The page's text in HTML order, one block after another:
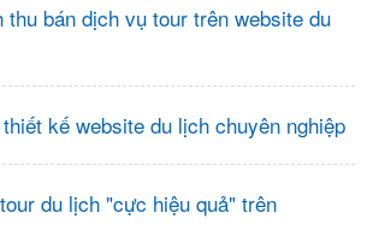
thu bán dịch vụ tour trên website du
kế website du lịch chuyên nghiệp
du lịch "cực hiệu quả" trên